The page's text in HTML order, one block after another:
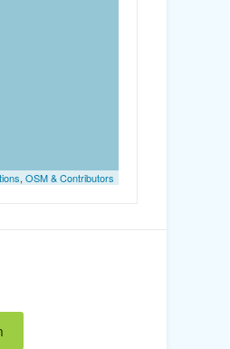
, OSM & Contributors